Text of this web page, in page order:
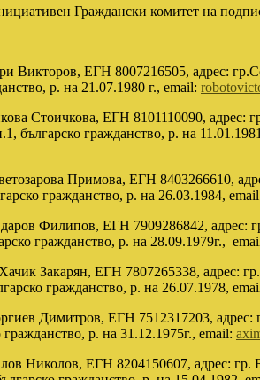
Граждански комитет на
Викторов, ЕГН 8007216505, адрес:
р. на 21.07.1980 г., email:
Стоичкова, ЕГН 8101110090, адрес:
българско гражданство, р. на
Примова, ЕГН 8403266610,
гражданство, р. на 26.03.1984,
Филипов, ЕГН 7909286842, адрес:
гражданство, р. на 28.09.1979г.,
Закарян, ЕГН 7807265338, адрес:
гражданство, р. на 26.07.1978,
Димитров, ЕГН 7512317203,
гражданство, р. на 31.12.1975г., email:
Николов, ЕГН 8204150607, адрес: гр.